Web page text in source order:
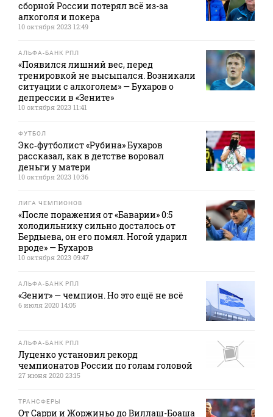
сборной России потерял всё из-за
алкоголя и покера
10 октября 2023 12:49
АЛЬФА-БАНК РПЛ
«Появился лишний вес, перед
тренировкой не высыпался. Возникали
ситуации с алкоголем» — Бухаров о
депрессии в «Зените»
10 октября 2023 11:41
ФУТБОЛ
Экс‑футболист «Рубина» Бухаров
рассказал, как в детстве воровал
деньги у матери
10 октября 2023 10:36
ЛИГА ЧЕМПИОНОВ
«После поражения от «Баварии» 0:5
холодильнику сильно досталось от
Бердыева, он его помял. Ногой ударил
вроде» — Бухаров
10 октября 2023 09:47
АЛЬФА-БАНК РПЛ
«Зенит» — чемпион. Но это ещё не всё
6 июля 2020 14:05
АЛЬФА-БАНК РПЛ
Луценко установил рекорд
чемпионатов России по голам головой
27 июня 2020 23:15
ТРАНСФЕРЫ
От Сарри и Жоржиньо до Виллаш-Боаша